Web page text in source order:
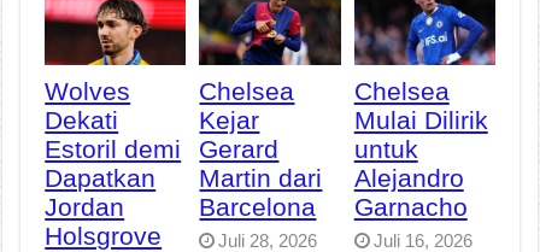
Wolves
Dekati
Estoril demi
Dapatkan
Jordan
Holsgrove
Chelsea
Kejar
Gerard
Martin dari
Barcelona
Juli 28, 2026
Chelsea
Mulai Dilirik
untuk
Alejandro
Garnacho
Juli 16, 2026